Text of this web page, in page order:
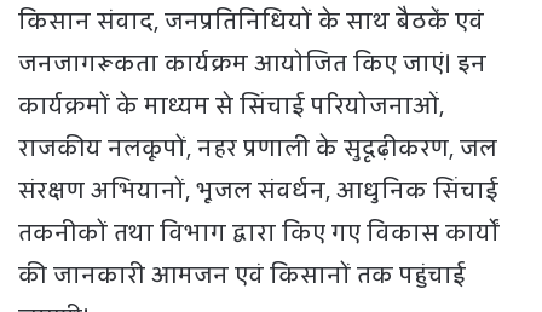
किसान संवाद, जनप्रतिनिधियों के साथ बैठकें एवं
जनजागरूकता कार्यक्रम आयोजित किए जाएं। इन
कार्यक्रमों के माध्यम से सिंचाई परियोजनाओं,
राजकीय नलकूपों, नहर प्रणाली के सुदृढ़ीकरण, जल
संरक्षण अभियानों, भूजल संवर्धन, आधुनिक सिंचाई
तकनीकों तथा विभाग द्वारा किए गए विकास कार्यों
की जानकारी आमजन एवं किसानों तक पहुंचाई